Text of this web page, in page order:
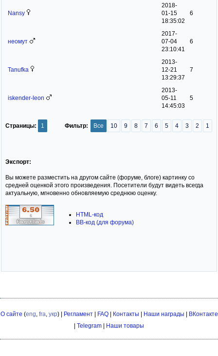
Nansy
2018-
01-15
18:35:02
6
неомут
2017-
07-04
23:10:41
6
Tanufka
2013-
12-21
13:29:37
7
iskender-leon
2013-
05-11
14:45:03
5
Все 10 9 8 7 6 5 4 3 2 1
Фильтр:
Страницы: 1
Экспорт:
Вы можете разместить на другом сайте (форуме, блоге) картинку со
средней оценкой этого произведения. Посетители будут видеть всегда
актуальную, мгновенно обновляемую среднюю оценку.
HTML-код
BB-код (для форума)
О сайте (eng fra укр) | Регламент| FAQ| Контакты | Наши награды | ВКонтакте
| Telegram | Наши товары